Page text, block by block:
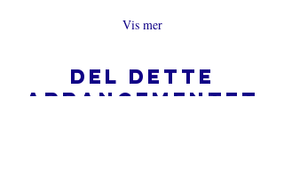
Vis mer
Del dette
arrangementet